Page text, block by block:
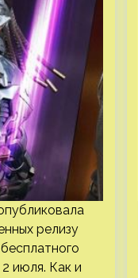
релизу
июля. Как и